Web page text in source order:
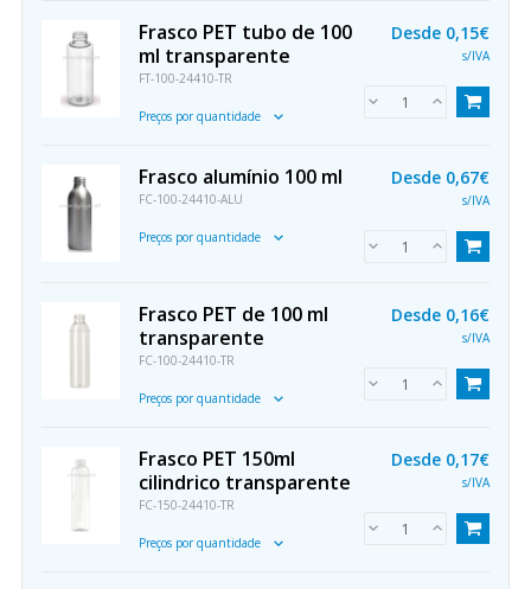
Frasco PET tubo de 100
ml transparente
FT-100-24410-TR
Preços por quantidade
Desde 0,15€
s/IVA
Frasco alumínio 100 ml
FC-100-24410-ALU
Preços por quantidade
Desde 0,67€
s/IVA
Frasco PET de 100 ml
transparente
FC-100-24410-TR
Preços por quantidade
Desde 0,16€
s/IVA
Frasco PET 150ml
cilindrico transparente
FC-150-24410-TR
Preços por quantidade
Desde 0,17€
s/IVA